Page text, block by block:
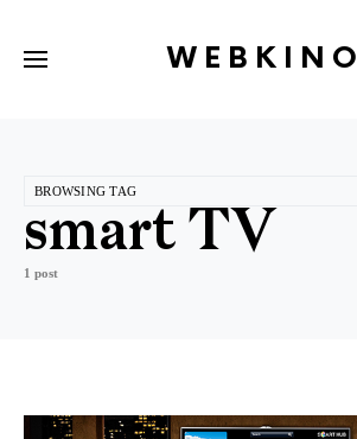
WEBKINO
BROWSING TAG
smart TV
1 post